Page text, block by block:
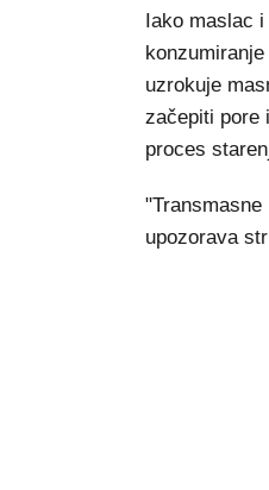
Iako maslac
uzrokuje
začepiti pore
proces
upozorava